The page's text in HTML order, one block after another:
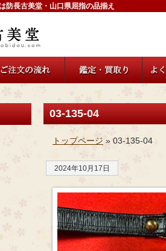
防長古美堂・山口県屈指の品揃え
03-135-04
トップページ » 03-135-04
2024年10月17日